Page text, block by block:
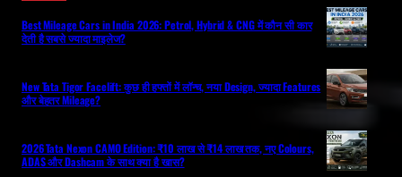
Best Mileage Cars in India 2026: Petrol, Hybrid & CNG में कौन सी कार
देती है सबसे ज्यादा माइलेज?
New Tata Tigor Facelift: कुछ ही हफ्तों में लॉन्च, नया Design, ज्यादा Features
और बेहतर Mileage?
2026 Tata Nexon CAMO Edition: ₹10 लाख से ₹14 लाख तक, नए Colours,
ADAS और Dashcam के साथ क्या है खास?